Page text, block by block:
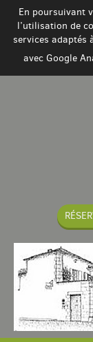
En poursuivant
l’utilisation de
services adaptés
avec Google